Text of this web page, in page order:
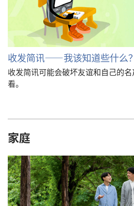
收发简讯——我该知道些什么？
收发简讯可能会破坏友谊和自己的
看。
家庭